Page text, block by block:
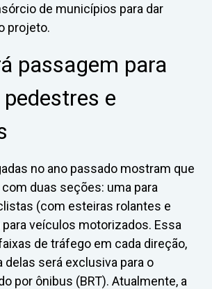
de municípios para dar
projeto.
passagem para
e
no ano passado mostram que
duas seções: uma para
(com esteiras rolantes e
veículos motorizados. Essa
de tráfego em cada direção,
delas será exclusiva para o
por ônibus (BRT). Atualmente, a